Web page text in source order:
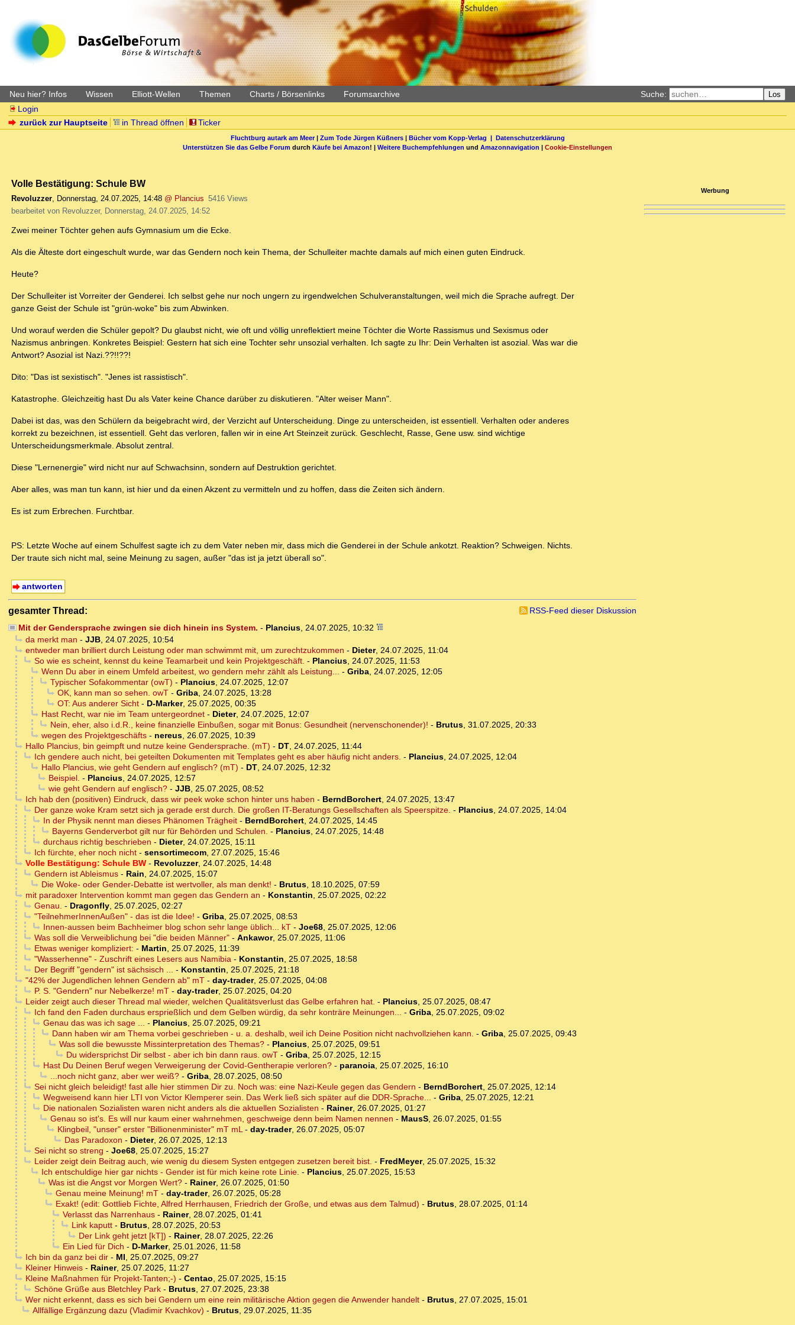
Neu hier? Infos Wissen Elliott-Wellen Themen Charts / Börsenlinks Forumsarchive Suche: Los
Login
zurück zur Hauptseite
in Thread öffnen Ticker
Fluchtburg autark am Meer| Zum Tode Jürgen Küßners| Bücher vom Kopp-Verlag | Datenschutzerklärung
Unterstützen Sie das Gelbe Forum durch Käufe bei Amazon! | Weitere Buchempfehlungen und Amazonnavigation | Cookie-Einstellungen
Volle Bestätigung: Schule BW
Revoluzzer, Donnerstag, 24.07.2025, 14:48 @ Plancius 5416 Views
bearbeitet von Revoluzzer, Donnerstag, 24.07.2025, 14:52
Zwei meiner Töchter gehen aufs Gymnasium um die Ecke.
Als die Älteste dort eingeschult wurde, war das Gendern noch kein Thema, der Schulleiter machte damals auf mich einen guten Eindruck.
Heute?
Der Schulleiter ist Vorreiter der Genderei. Ich selbst gehe nur noch ungern zu irgendwelchen Schulveranstaltungen, weil mich die Sprache aufregt. Der
ganze Geist der Schule ist "grün-woke" bis zum Abwinken.
Und worauf werden die Schüler gepolt? Du glaubst nicht, wie oft und völlig unreflektiert meine Töchter die Worte Rassismus und Sexismus oder
Nazismus anbringen. Konkretes Beispiel: Gestern hat sich eine Tochter sehr unsozial verhalten. Ich sagte zu Ihr: Dein Verhalten ist asozial. Was war die
Antwort? Asozial ist Nazi.??!!??!
Dito: "Das ist sexistisch". "Jenes ist rassistisch".
Katastrophe. Gleichzeitig hast Du als Vater keine Chance darüber zu diskutieren. "Alter weiser Mann".
Dabei ist das, was den Schülern da beigebracht wird, der Verzicht auf Unterscheidung. Dinge zu unterscheiden, ist essentiell. Verhalten oder anderes
korrekt zu bezeichnen, ist essentiell. Geht das verloren, fallen wir in eine Art Steinzeit zurück. Geschlecht, Rasse, Gene usw. sind wichtige
Unterscheidungsmerkmale. Absolut zentral.
Diese "Lernenergie" wird nicht nur auf Schwachsinn, sondern auf Destruktion gerichtet.
Aber alles, was man tun kann, ist hier und da einen Akzent zu vermitteln und zu hoffen, dass die Zeiten sich ändern.
Es ist zum Erbrechen. Furchtbar.
PS: Letzte Woche auf einem Schulfest sagte ich zu dem Vater neben mir, dass mich die Genderei in der Schule ankotzt. Reaktion? Schweigen. Nichts.
Der traute sich nicht mal, seine Meinung zu sagen, außer "das ist ja jetzt überall so".
antworten
gesamter Thread:
RSS-Feed dieser Diskussion
Mit der Gendersprache zwingen sie dich hinein ins System. - Plancius, 24.07.2025, 10:32
da merkt man - JJB, 24.07.2025, 10:54
entweder man brilliert durch Leistung oder man schwimmt mit, um zurechtzukommen - Dieter, 24.07.2025, 11:04
So wie es scheint, kennst du keine Teamarbeit und kein Projektgeschäft. - Plancius, 24.07.2025, 11:53
Wenn Du aber in einem Umfeld arbeitest, wo gendern mehr zählt als Leistung... - Griba, 24.07.2025, 12:05
Typischer Sofakommentar (owT) - Plancius, 24.07.2025, 12:07
OK, kann man so sehen. owT- Griba, 24.07.2025, 13:28
OT: Aus anderer Sicht- D-Marker, 25.07.2025, 00:35
Hast Recht, war nie im Team untergeordnet- Dieter, 24.07.2025, 12:07
Nein, eher, also i.d.R., keine finanzielle Einbußen, sogar mit Bonus: Gesundheit (nervenschonender)! - Brutus, 31.07.2025, 20:33
wegen des Projektgeschäfts- nereus, 26.07.2025, 10:39
Hallo Plancius, bin geimpft und nutze keine Gendersprache. (mT) - DT, 24.07.2025, 11:44
Ich gendere auch nicht, bei geteilten Dokumenten mit Templates geht es aber häufig nicht anders. - Plancius, 24.07.2025, 12:04
Hallo Plancius, wie geht Gendern auf englisch? (mT) - DT, 24.07.2025, 12:32
Beispiel. - Plancius, 24.07.2025, 12:57
wie geht Gendern auf englisch?- JJB, 25.07.2025, 08:52
Ich hab den (positiven) Eindruck, dass wir peek woke schon hinter uns haben - BerndBorchert, 24.07.2025, 13:47
Der ganze woke Kram setzt sich ja gerade erst durch. Die großen IT-Beratungs Gesellschaften als Speerspitze. - Plancius, 24.07.2025, 14:04
In der Physik nennt man dieses Phänomen Trägheit- BerndBorchert, 24.07.2025, 14:45
Bayerns Genderverbot gilt nur für Behörden und Schulen. - Plancius, 24.07.2025, 14:48
durchaus richtig beschrieben - Dieter, 24.07.2025, 15:11
Ich fürchte, eher noch nicht- sensortimecom, 27.07.2025, 15:46
Volle Bestätigung: Schule BW- Revoluzzer, 24.07.2025, 14:48
Gendern ist Ableismus- Rain, 24.07.2025, 15:07
Die Woke- oder Gender-Debatte ist wertvoller, als man denkt! - Brutus, 18.10.2025, 07:59
mit paradoxer Intervention kommt man gegen das Gendern an - Konstantin, 25.07.2025, 02:22
Genau. - Dragonfly, 25.07.2025, 02:27
"TeilnehmerInnenAußen" - das ist die Idee! - Griba, 25.07.2025, 08:53
Innen-aussen beim Bachheimer blog schon sehr lange üblich... kT- Joe68, 25.07.2025, 12:06
Was soll die Verweiblichung bei "die beiden Männer"- Ankawor, 25.07.2025, 11:06
Etwas weniger kompliziert: - Martin, 25.07.2025, 11:39
"Wasserhenne" - Zuschrift eines Lesers aus Namibia- Konstantin, 25.07.2025, 18:58
Der Begriff "gendern" ist sächsisch ... - Konstantin, 25.07.2025, 21:18
"42% der Jugendlichen lehnen Gendern ab" mT- day-trader, 25.07.2025, 04:08
P. S. "Gendern" nur Nebelkerze! mT- day-trader, 25.07.2025, 04:20
Leider zeigt auch dieser Thread mal wieder, welchen Qualitätsverlust das Gelbe erfahren hat. - Plancius, 25.07.2025, 08:47
Ich fand den Faden durchaus ersprießlich und dem Gelben würdig, da sehr konträre Meinungen... - Griba, 25.07.2025, 09:02
Genau das was ich sage ... - Plancius, 25.07.2025, 09:21
Dann haben wir am Thema vorbei geschrieben - u. a. deshalb, weil ich Deine Position nicht nachvollziehen kann. - Griba, 25.07.2025, 09:43
Was soll die bewusste Missinterpretation des Themas?- Plancius, 25.07.2025, 09:51
Du widersprichst Dir selbst - aber ich bin dann raus. owT- Griba, 25.07.2025, 12:15
Hast Du Deinen Beruf wegen Verweigerung der Covid-Gentherapie verloren?- paranoia, 25.07.2025, 16:10
...noch nicht ganz, aber wer weiß?- Griba, 28.07.2025, 08:50
Sei nicht gleich beleidigt! fast alle hier stimmen Dir zu. Noch was: eine Nazi-Keule gegen das Gendern - BerndBorchert, 25.07.2025, 12:14
Wegweisend kann hier LTI von Victor Klemperer sein. Das Werk ließ sich später auf die DDR-Sprache... - Griba, 25.07.2025, 12:21
Die nationalen Sozialisten waren nicht anders als die aktuellen Sozialisten - Rainer, 26.07.2025, 01:27
Genau so ist's. Es will nur kaum einer wahrnehmen, geschweige denn beim Namen nennen - MausS, 26.07.2025, 01:55
Klingbeil, "unser" erster "Billionenminister" mT mL- day-trader, 26.07.2025, 05:07
Das Paradoxon - Dieter, 26.07.2025, 12:13
Sei nicht so streng - Joe68, 25.07.2025, 15:27
Leider zeigt dein Beitrag auch, wie wenig du diesem Systen entgegen zusetzen bereit bist. - FredMeyer, 25.07.2025, 15:32
Ich entschuldige hier gar nichts - Gender ist für mich keine rote Linie. - Plancius, 25.07.2025, 15:53
Was ist die Angst vor Morgen Wert?- Rainer, 26.07.2025, 01:50
Genau meine Meinung! mT- day-trader, 26.07.2025, 05:28
Exakt! (edit: Gottlieb Fichte, Alfred Herrhausen, Friedrich der Große, und etwas aus dem Talmud) - Brutus, 28.07.2025, 01:14
Verlasst das Narrenhaus- Rainer, 28.07.2025, 01:41
Link kaputt- Brutus, 28.07.2025, 20:53
Der Link geht jetzt [kT]) - Rainer, 28.07.2025, 22:26
Ein Lied für Dich - D-Marker, 25.01.2026, 11:58
Ich bin da ganz bei dir- MI, 25.07.2025, 09:27
Kleiner Hinweis- Rainer, 25.07.2025, 11:27
Kleine Maßnahmen für Projekt-Tanten;-) - Centao, 25.07.2025, 15:15
Schöne Grüße aus Bletchley Park- Brutus, 27.07.2025, 23:38
Wer nicht erkennt, dass es sich bei Gendern um eine rein militärische Aktion gegen die Anwender handelt- Brutus, 27.07.2025, 15:01
Allfällige Ergänzung dazu (Vladimir Kvachkov) - Brutus, 29.07.2025, 11:35
Werbung